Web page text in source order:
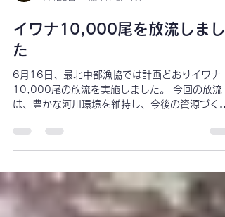
7月28日
読了時間: 1分
イワナ10,000尾を放流しまし
た
6月16日、最北中部漁協では計画どおりイワナ
は、豊かな河川環境を維持し、今後の資源づくり
につなげるための取り組みの一つです。 これから
も地域の皆さまや遊漁者の皆さまに親しまれる川